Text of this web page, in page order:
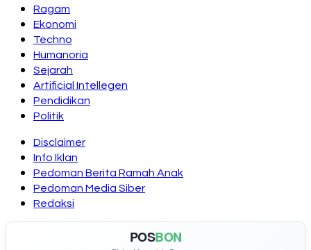
Ragam
Ekonomi
Techno
Humanoria
Sejarah
Artificial Intellegen
Pendidikan
Politik
Disclaimer
Info Iklan
Pedoman Berita Ramah Anak
Pedoman Media Siber
Redaksi
POSBON